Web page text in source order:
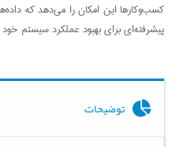
کسب‌وکارها این امکان را می‌دهد که
پیشرفته‌ای برای بهبود عملکرد سیستم خود
توضیحات